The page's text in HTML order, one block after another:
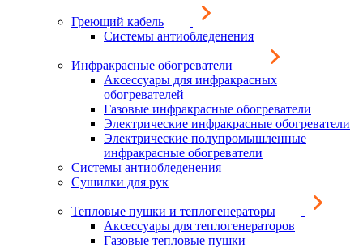
Греющий кабель
Системы антиобледенения
Инфракрасные обогреватели
Аксессуары для инфракрасных
обогревателей
Газовые инфракрасные обогреватели
Электрические инфракрасные обогреватели
Электрические полупромышленные
инфракрасные обогреватели
Системы антиобледенения
Сушилки для рук
Тепловые пушки и теплогенераторы
Аксессуары для теплогенераторов
Газовые тепловые пушки